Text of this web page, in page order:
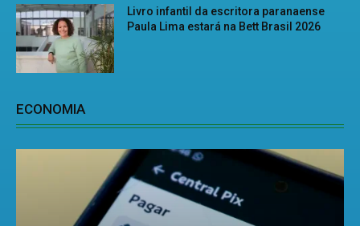
Livro infantil da escritora paranaense
Paula Lima estará na Bett Brasil 2026
ECONOMIA